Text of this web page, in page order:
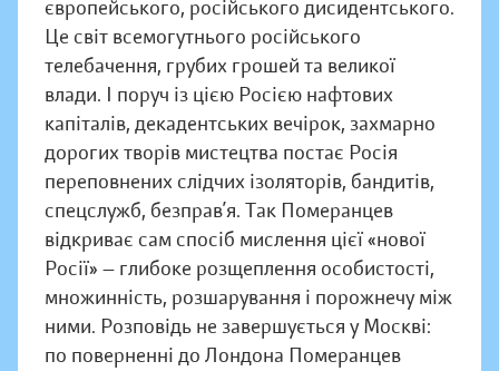
європейського, російського дисидентського.
Це світ всемогутнього російського
телебачення, грубих грошей та великої
влади. І поруч із цією Росією нафтових
капіталів, декадентських вечірок, захмарно
дорогих творів мистецтва постає Росія
переповнених слідчих ізоляторів, бандитів,
спецслужб, безправ’я. Так Померанцев
відкриває сам спосіб мислення цієї «нової
Росії» — глибоке розщеплення особистості,
множинність, розшарування і порожнечу між
ними. Розповідь не завершується у Москві:
по поверненні до Лондона Померанцев